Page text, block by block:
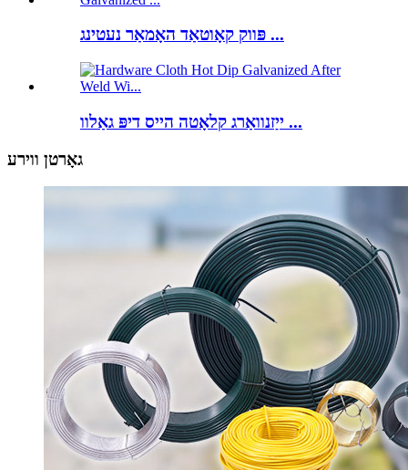
פּווק קאָוטאַד האָמאַר נעטינג ...
ייַזנוואַרג קלאָטה הייס דיפּ גאַלוו ...
גאָרטן ווירע